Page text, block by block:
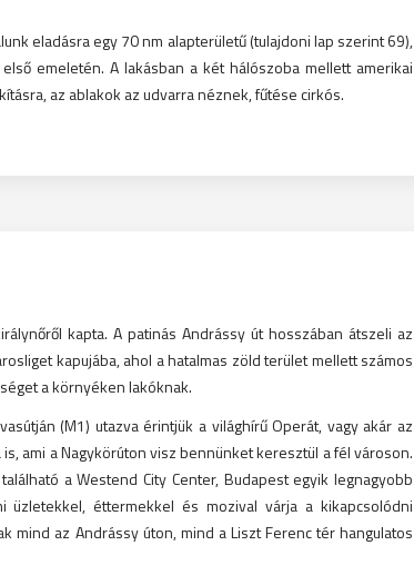
eladásra egy 70 nm alapterületű (tulajdoni lap szerint 69),
emeletén. A lakásban a két hálószoba mellett amerikai
az ablakok az udvarra néznek, fűtése cirkós.
kapta. A patinás Andrássy út hosszában átszeli az
kapujába, ahol a hatalmas zöld terület mellett számos
a környéken lakóknak.
(M1) utazva érintjük a világhírű Operát, vagy akár az
ami a Nagykörúton visz bennünket keresztül a fél városon.
a Westend City Center, Budapest egyik legnagyobb
üzletekkel, éttermekkel és mozival várja a kikapcsolódni
mind az Andrássy úton, mind a Liszt Ferenc tér hangulatos